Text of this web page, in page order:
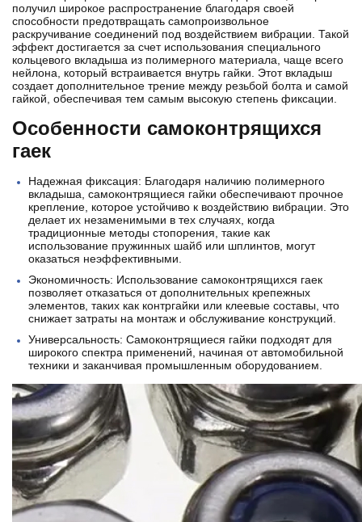
получил широкое распространение благодаря своей
способности предотвращать самопроизвольное
раскручивание соединений под воздействием вибрации. Такой
эффект достигается за счет использования специального
кольцевого вкладыша из полимерного материала, чаще всего
нейлона, который встраивается внутрь гайки. Этот вкладыш
создает дополнительное трение между резьбой болта и самой
гайкой, обеспечивая тем самым высокую степень фиксации.
Особенности самоконтрящихся
гаек
Надежная фиксация: Благодаря наличию полимерного
вкладыша, самоконтрящиеся гайки обеспечивают прочное
крепление, которое устойчиво к воздействию вибрации. Это
делает их незаменимыми в тех случаях, когда
традиционные методы стопорения, такие как
использование пружинных шайб или шплинтов, могут
оказаться неэффективными.
Экономичность: Использование самоконтрящихся гаек
позволяет отказаться от дополнительных крепежных
элементов, таких как контргайки или клеевые составы, что
снижает затраты на монтаж и обслуживание конструкций.
Универсальность: Самоконтрящиеся гайки подходят для
широкого спектра применений, начиная от автомобильной
техники и заканчивая промышленным оборудованием.